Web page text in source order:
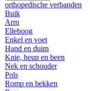
orthopedische verbanden
Buik
Arm
Elleboog
Enkel en voet
Hand en duim
Knie, heup en been
Nek en schouder
Pols
Romp en bekken